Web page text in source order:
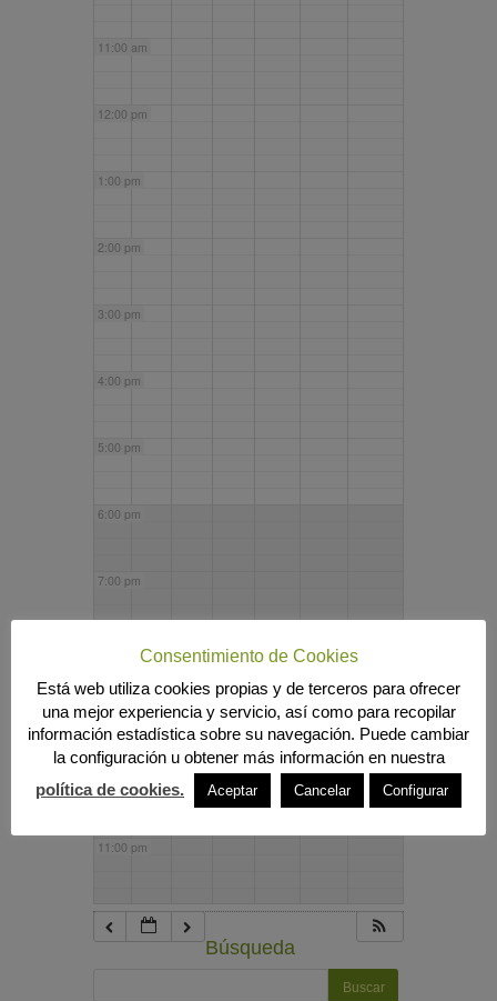
11:00 am
12:00 pm
1:00 pm
2:00 pm
3:00 pm
4:00 pm
5:00 pm
6:00 pm
7:00 pm
9:00 pm
10:00 pm
11:00 pm
Búsqueda
Consentimiento de Cookies
Está web utiliza cookies propias y de terceros para ofrecer
una mejor experiencia y servicio, así como para recopilar
información estadística sobre su navegación. Puede cambiar
la configuración u obtener más información en nuestra
política de cookies.
Aceptar Cancelar Configurar